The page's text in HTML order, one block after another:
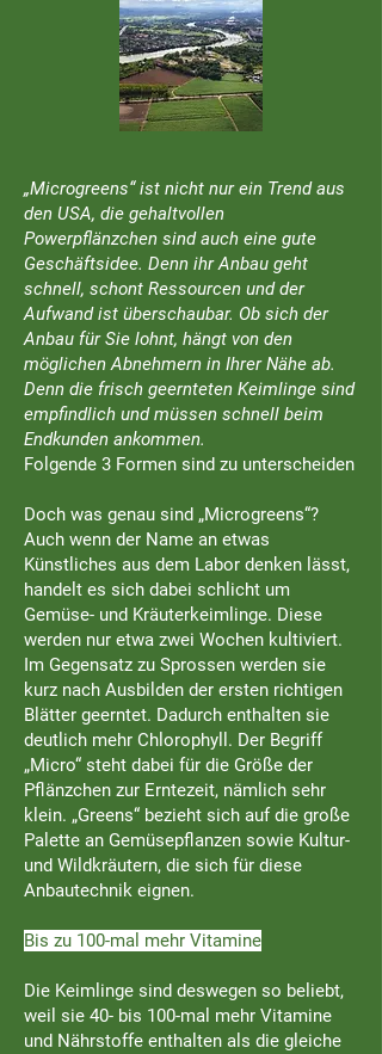
„Microgreens“ ist nicht nur ein Trend aus
den USA, die gehaltvollen
Powerpflänzchen sind auch eine gute
Geschäftsidee. Denn ihr Anbau geht
schnell, schont Ressourcen und der
Aufwand ist überschaubar. Ob sich der
Anbau für Sie lohnt, hängt von den
möglichen Abnehmern in Ihrer Nähe ab.
Denn die frisch geernteten Keimlinge sind
empfindlich und müssen schnell beim
Endkunden ankommen.
Folgende 3 Formen sind zu unterscheiden
Doch was genau sind „Microgreens“?
Auch wenn der Name an etwas
Künstliches aus dem Labor denken lässt,
handelt es sich dabei schlicht um
Gemüse- und Kräuterkeimlinge. Diese
werden nur etwa zwei Wochen kultiviert.
Im Gegensatz zu Sprossen werden sie
kurz nach Ausbilden der ersten richtigen
Blätter geerntet. Dadurch enthalten sie
deutlich mehr Chlorophyll. Der Begriff
„Micro“ steht dabei für die Größe der
Pflänzchen zur Erntezeit, nämlich sehr
klein. „Greens“ bezieht sich auf die große
Palette an Gemüsepflanzen sowie Kultur-
und Wildkräutern, die sich für diese
Anbautechnik eignen.
Bis zu 100-mal mehr Vitamine
Die Keimlinge sind deswegen so beliebt,
weil sie 40- bis 100-mal mehr Vitamine
und Nährstoffe enthalten als die gleiche